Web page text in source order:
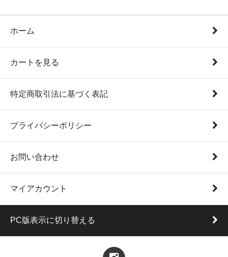
ホーム
カートを見る
特定商取引法に基づく表記
プライバシーポリシー
お問い合わせ
マイアカウント
PC版表示に切り替える